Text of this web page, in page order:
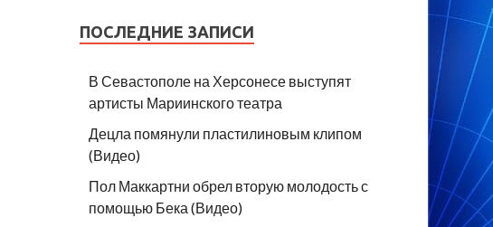
ПОСЛЕДНИЕ ЗАПИСИ
В Севастополе на Херсонесе выступят
артисты Мариинского театра
Децла помянули пластилиновым клипом
(Видео)
Пол Маккартни обрел вторую молодость с
помощью Бека (Видео)